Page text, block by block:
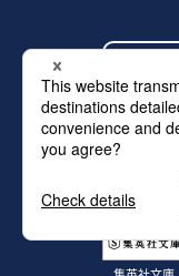
集英社の本